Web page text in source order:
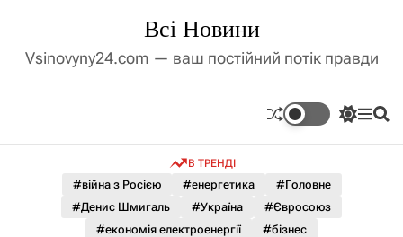
д
Всі Новини
Vsinovyny24.com — ваш постійний потік правди
П
м
к
М П
В ТРЕНДІ
#війна з Росією #енергетика
#Головне
#Денис Шмигаль
#Україна
#Євросоюз
#економія електроенергії
#бізнес